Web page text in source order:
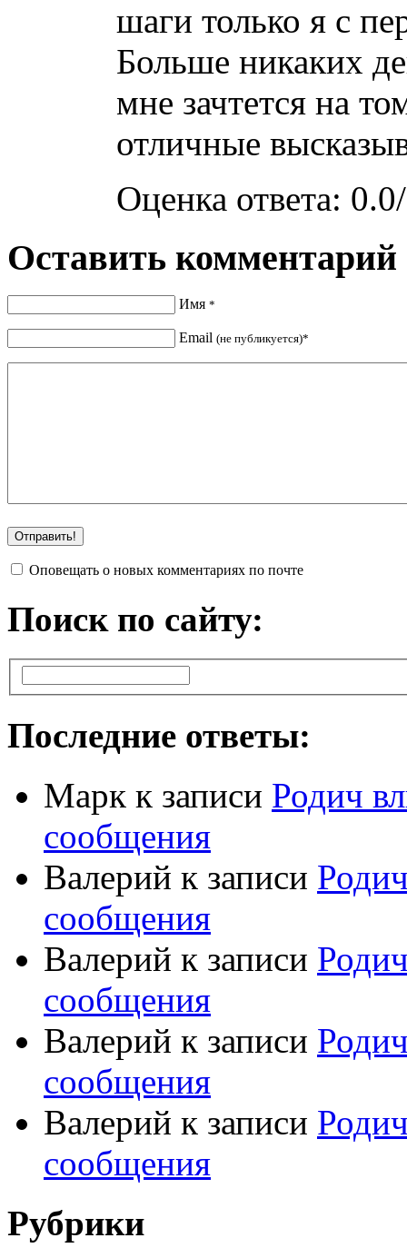
шаги только я с
Больше никаких
мне зачтется на
отличные
Оценка ответа: 0.0/
Оставить комментарий
Имя *
Email (не публикуется)*
Оповещать о новых комментариях по почте
Поиск по сайту:
Последние ответы:
Марк к записи Родич
сообщения
Валерий к записи
сообщения
Валерий к записи
сообщения
Валерий к записи
сообщения
Валерий к записи
сообщения
Рубрики